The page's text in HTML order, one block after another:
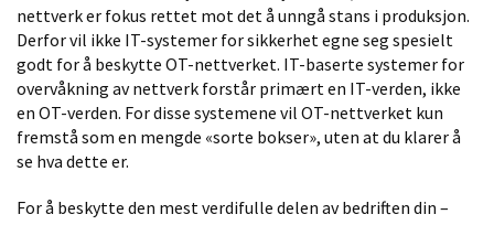
nettverker fokus rettet mot det å unngå stans i produksjon.
Derfor vil ikke IT-systemer for sikkerhet egne seg spesielt
godt for å beskytte OT-nettverket. IT-baserte systemer for
overvåkning av nettverk forstår primært en IT-verden, ikke
en OT-verden. For disse systemene vil OT-nettverket kun
fremstå som en mengde «sorte bokser», uten at du klarer å
se hva dette er.
For å beskytte den mest verdifulle delen av bedriften din –